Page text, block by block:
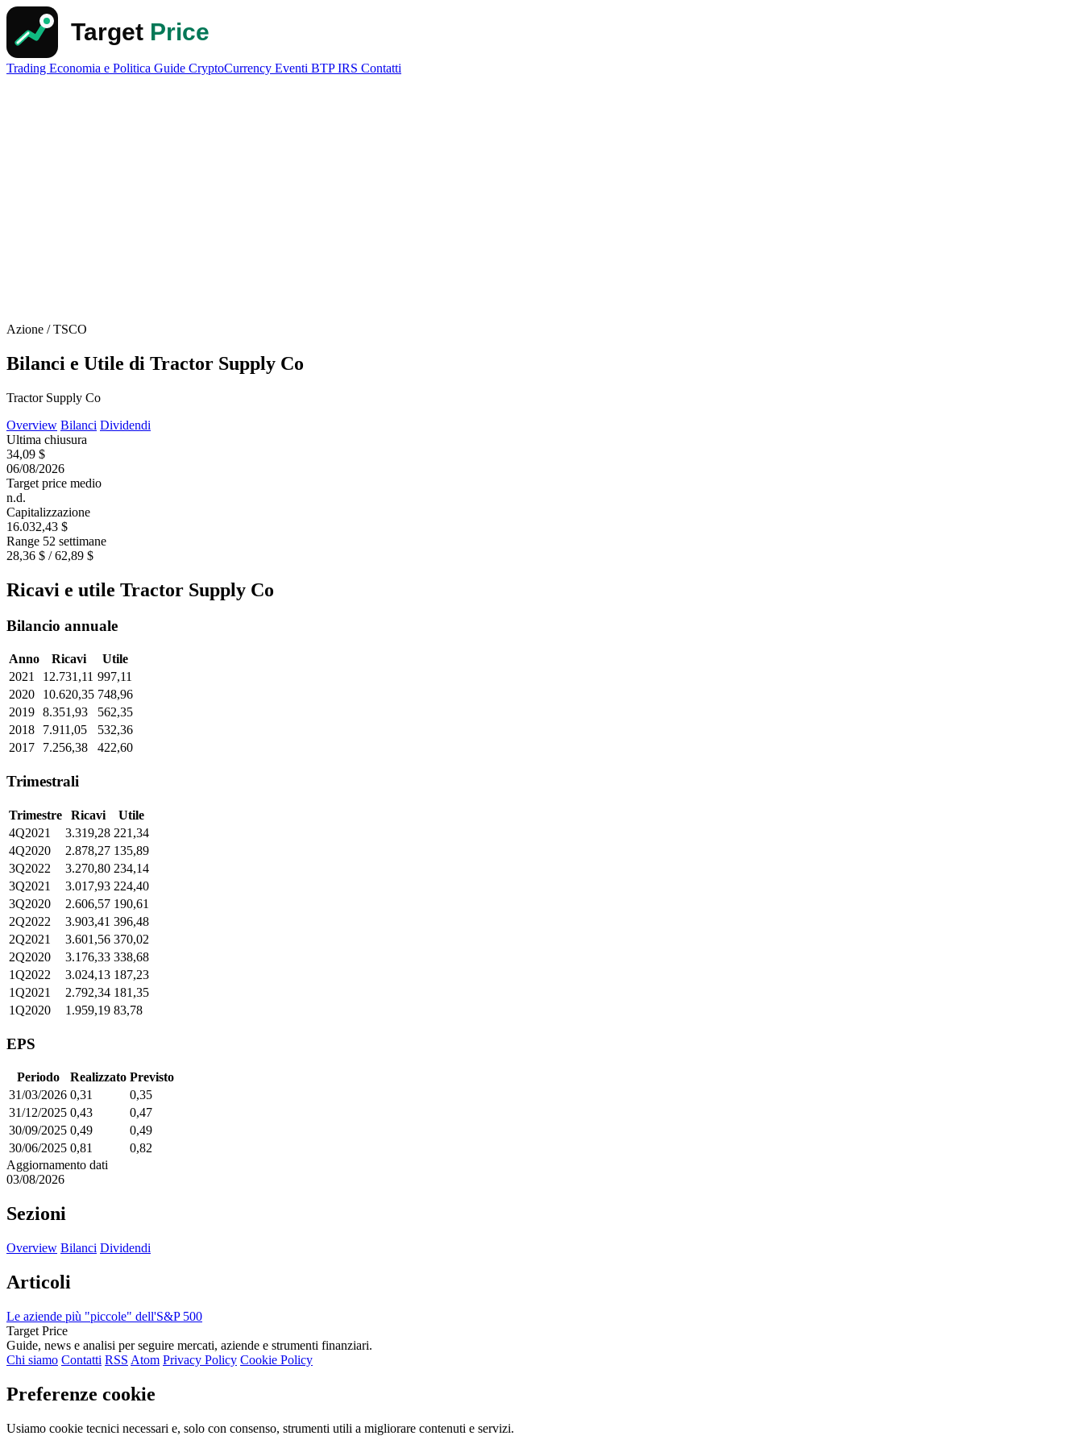
Trading Economia e Politica Guide CryptoCurrency Eventi BTPIRS Contatti
Azione / TSCO
Bilanci e Utile di Tractor Supply Co
Tractor Supply Co
Overview Bilanci Dividendi
Ultima chiusura
34,09 $
06/08/2026
Target price medio
n.d.
Capitalizzazione
16.032,43 $
Range 52 settimane
28,36 $ / 62,89 $
Ricavi e utile Tractor Supply Co
Bilancio annuale
Anno Ricavi
Utile
2021
12.731,11 997,11
2020
10.620,35 748,96
2019 8.351,93
562,35
2018
7.911,05
532,36
2017
7.256,38 422,60
Trimestrali
Trimestre Ricavi
Utile
4Q2021
3.319,28 221,34
4Q2020
2.878,27 135,89
3Q2022
3.270,80 234,14
3Q2021
3.017,93 224,40
3Q2020
2.606,57 190,61
2Q2022
3.903,41 396,48
2Q2021
3.601,56 370,02
2Q2020
3.176,33 338,68
1Q2022
3.024,13 187,23
1Q2021
2.792,34 181,35
1Q2020
1.959,19 83,78
EPS
Periodo Realizzato Previsto
31/03/2026 0,31
0,35
31/12/2025 0,43
0,47
30/09/2025 0,49
0,49
30/06/2025 0,81
0,82
Aggiornamento dati
03/08/2026
Sezioni
Overview Bilanci Dividendi
Articoli
Le aziende più "piccole" dell'S&P 500
Target Price
Guide, news e analisi per seguire mercati, aziende e strumenti finanziari.
Chi siamo Contatti RSS Atom Privacy Policy Cookie Policy
Preferenze cookie
Usiamo cookie tecnici necessari e, solo con consenso, strumenti utili a migliorare contenuti e servizi.